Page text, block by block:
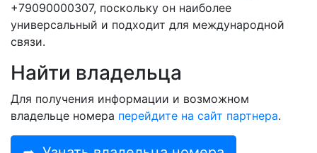
+79090000307, поскольку он наиболее
универсальный и подходит для международной
связи.
Найти владельца
Для получения информации и возможном
владельце номера перейдите на сайт партнера.